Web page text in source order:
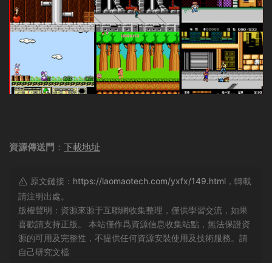
資源傳送門 ： 下載地址
原文鏈接： https://laomaotech.com/yxfx/149.html ，轉載
請注明出處。
版權聲明：資源來源于互聯網收集整理，僅供學習交流，如果
喜歡請支持正版。 本站僅作爲資源信息收集站點，無法保證資
源的可用及完整性，不提供任何資源安裝使用及技術服務。請
自己研究文檔